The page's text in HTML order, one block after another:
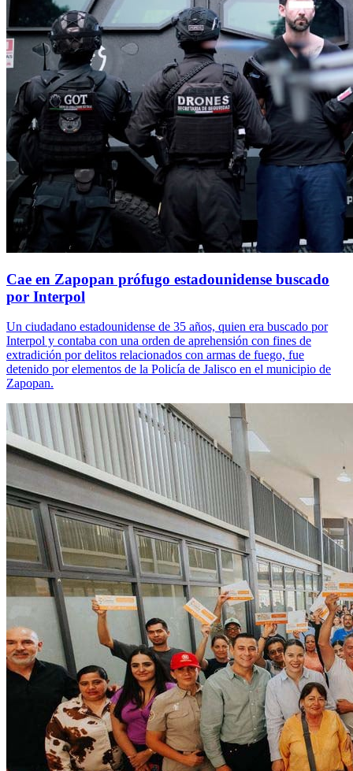
Cae en Zapopan prófugo estadounidense buscado
por Interpol
Un ciudadano estadounidense de 35 años, quien era buscado por
Interpol y contaba con una orden de aprehensión con fines de
extradición por delitos relacionados con armas de fuego, fue
detenido por elementos de la Policía de Jalisco en el municipio de
Zapopan.